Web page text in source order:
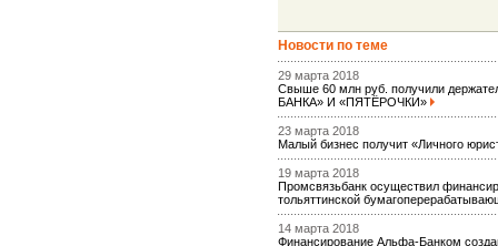
Новости по теме
29 марта 2018
Свыше 60 млн руб. получили
БАНКА» И «ПЯТЁРОЧКИ»
23 марта 2018
Малый бизнес получит «Личного
19 марта 2018
Промсвязьбанк осуществил
тольяттинской
14 марта 2018
Финансирование Альфа-Банком